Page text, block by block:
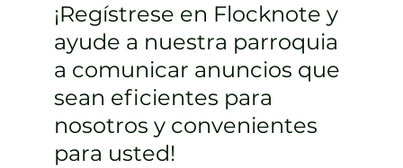
¡Regístrese en Flocknote y
ayude a nuestra parroquia
a comunicar anuncios que
sean eficientes para
nosotros y convenientes
para usted!